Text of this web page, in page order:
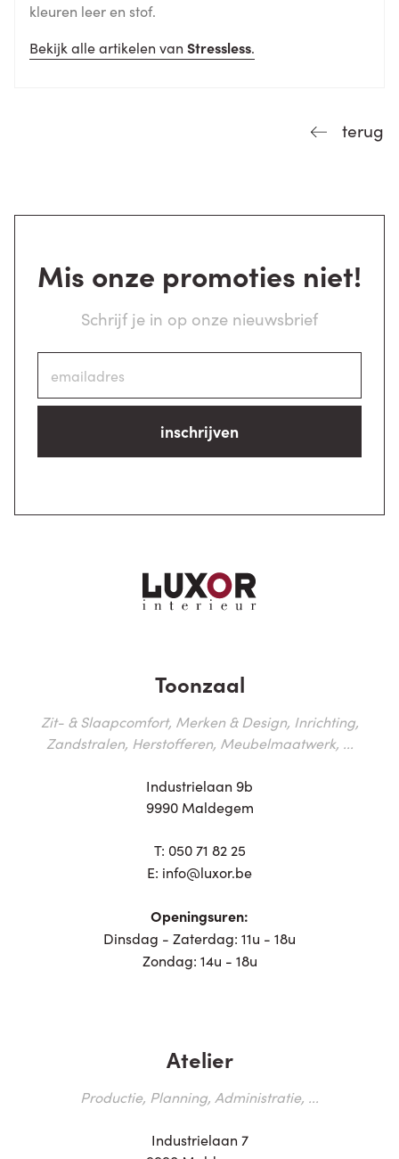
kleuren leer en stof.
Bekijk alle artikelen van Stressless.
terug
Mis onze promoties niet!
Schrijf je in op onze nieuwsbrief
inschrijven
Toonzaal
Zit- & Slaapcomfort, Merken & Design, Inrichting,
Zandstralen, Herstofferen, Meubelmaatwerk, ...
Industrielaan 9b
9990 Maldegem
T: 050 71 82 25
E: info@luxor.be
Openingsuren:
Dinsdag - Zaterdag: 11u - 18u
Zondag: 14u - 18u
Atelier
Productie, Planning, Administratie, ...
Industrielaan 7